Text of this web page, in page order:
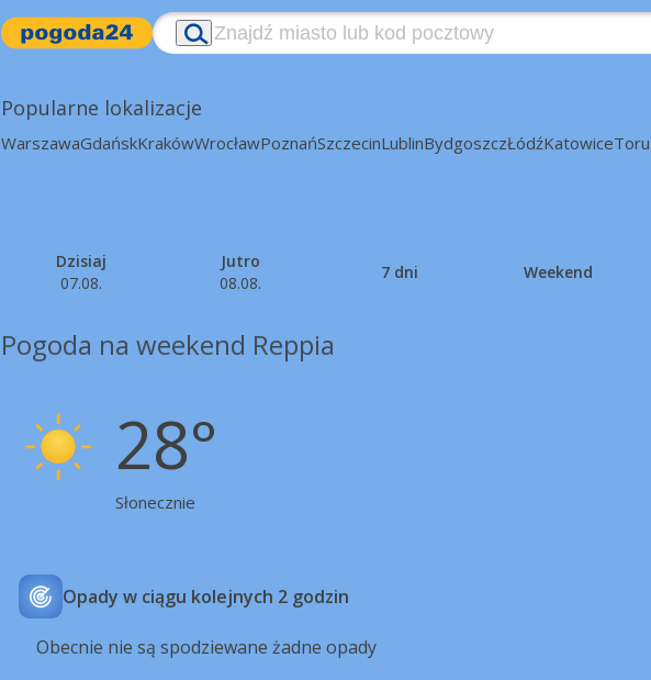
Popularne lokalizacje
WarszawaGdańskKrakówWrocławPoznańSzczecinLublinBydgoszczŁódźKatowice
Dzisiaj
07.08.
Jutro
08.08.
7 dni Weekend
Pogoda na weekend Reppia
28°
Słonecznie
Opady w ciągu kolejnych 2 godzin
Obecnie nie są spodziewane żadne opady